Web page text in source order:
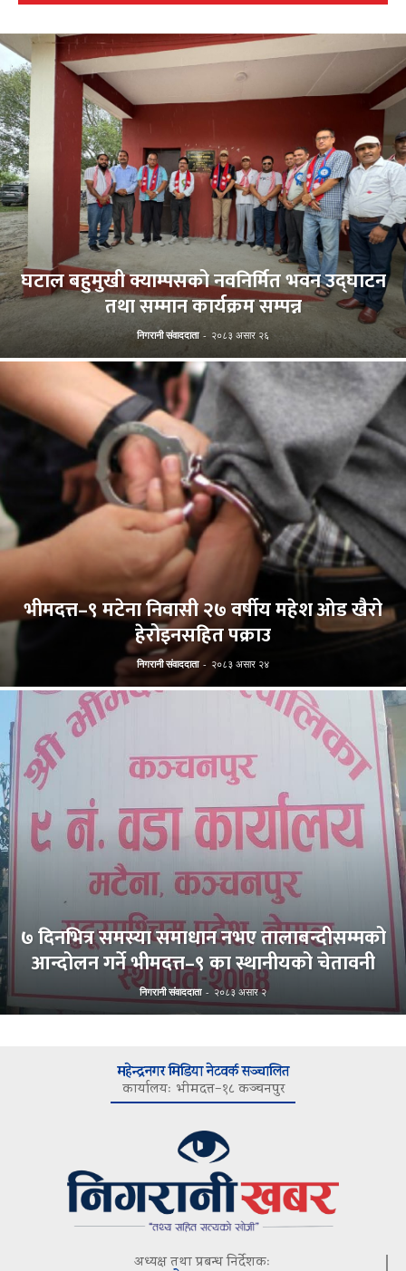
घटाल बहुमुखी क्याम्पसको नवनिर्मित भवन उद्घाटन
तथा सम्मान कार्यक्रम सम्पन्न
निगरानी संवाददाता - २०८३ असार २६
भीमदत्त–९ मटेना निवासी २७ वर्षीय महेश ओड खैरो
हेरोइनसहित पक्राउ
निगरानी संवाददाता - २०८३ असार २४
७ दिनभित्र समस्या समाधान नभए तालाबन्दीसम्मको
आन्दोलन गर्ने भीमदत्त–९ का स्थानीयको चेतावनी
निगरानी संवाददाता - २०८३ असार २
महेन्द्रनगर मिडिया नेटवर्क सञ्चालित
कार्यालयः भीमदत्त–१८ कञ्चनपुर
अध्यक्ष तथा प्रबन्ध निर्देशकः